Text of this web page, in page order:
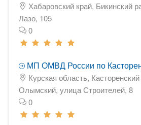
Хабаровский край, Бикинский
Лазо, 105
0
МП ОМВД России по
Курская область,
Олымский, улица Строителей, 8
0